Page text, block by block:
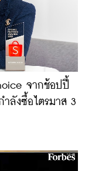
จากช้อปปี้
ลังซื้อไตรมาส 3